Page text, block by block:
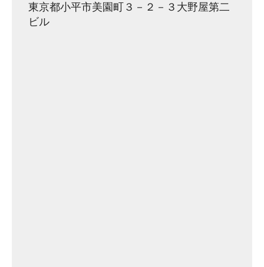
東京都小平市美園町３－２－３大野屋第二
ビル